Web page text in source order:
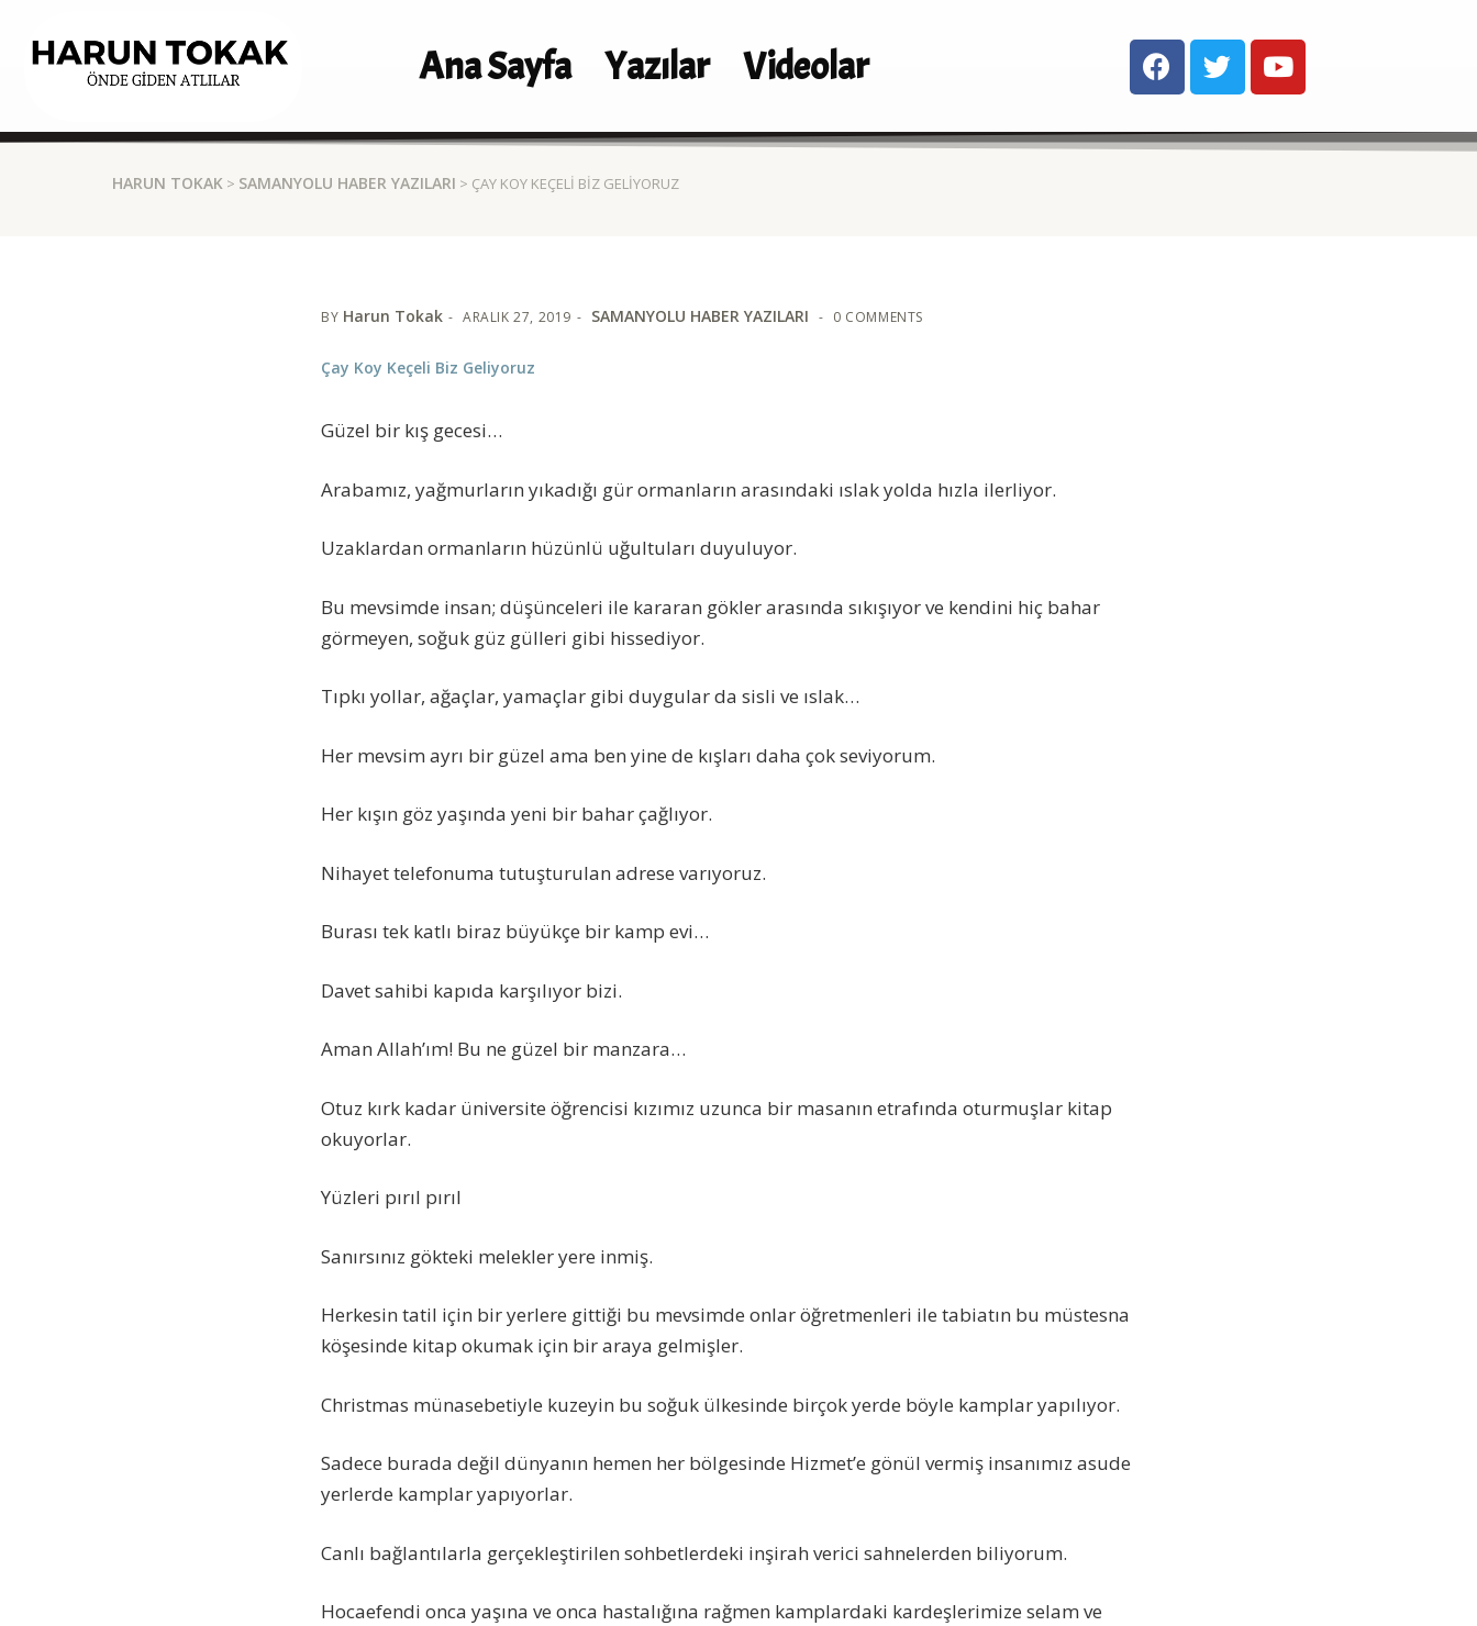
Ana Sayfa Yazılar Videolar
HARUN TOKAK > SAMANYOLU HABER YAZILARI > ÇAY KOY KEÇELI BIZ GELIYORUZ
BY Harun Tokak ARALIK 27, 2019 SAMANYOLU HABER YAZILARI 0 COMMENTS
Çay Koy Keçeli Biz Geliyoruz
Güzel bir kış gecesi…
Arabamız, yağmurların yıkadığı gür ormanların arasındaki ıslak yolda hızla ilerliyor.
Uzaklardan ormanların hüzünlü uğultuları duyuluyor.
Bu mevsimde insan; düşünceleri ile kararan gökler arasında sıkışıyor ve kendini hiç bahar
görmeyen, soğuk güz gülleri gibi hissediyor.
Tıpkı yollar, ağaçlar, yamaçlar gibi duygular da sisli ve ıslak…
Her mevsim ayrı bir güzel ama ben yine de kışları daha çok seviyorum.
Her kışın göz yaşında yeni bir bahar çağlıyor.
Nihayet telefonuma tutuşturulan adrese varıyoruz.
Burası tek katlı biraz büyükçe bir kamp evi…
Davet sahibi kapıda karşılıyor bizi.
Aman Allah’ım! Bu ne güzel bir manzara…
Otuz kırk kadar üniversite öğrencisi kızımız uzunca bir masanın etrafında oturmuşlar kitap
okuyorlar.
Yüzleri pırıl pırıl
Sanırsınız gökteki melekler yere inmiş.
Herkesin tatil için bir yerlere gittiği bu mevsimde onlar öğretmenleri ile tabiatın bu müstesna
köşesinde kitap okumak için bir araya gelmişler.
Christmas münasebetiyle kuzeyin bu soğuk ülkesinde birçok yerde böyle kamplar yapılıyor.
Sadece burada değil dünyanın hemen her bölgesinde Hizmet’e gönül vermiş insanımız asude
yerlerde kamplar yapıyorlar.
Canlı bağlantılarla gerçekleştirilen sohbetlerdeki inşirah verici sahnelerden biliyorum.
Hocaefendi onca yaşına ve onca hastalığına rağmen kamplardaki kardeşlerimize selam ve